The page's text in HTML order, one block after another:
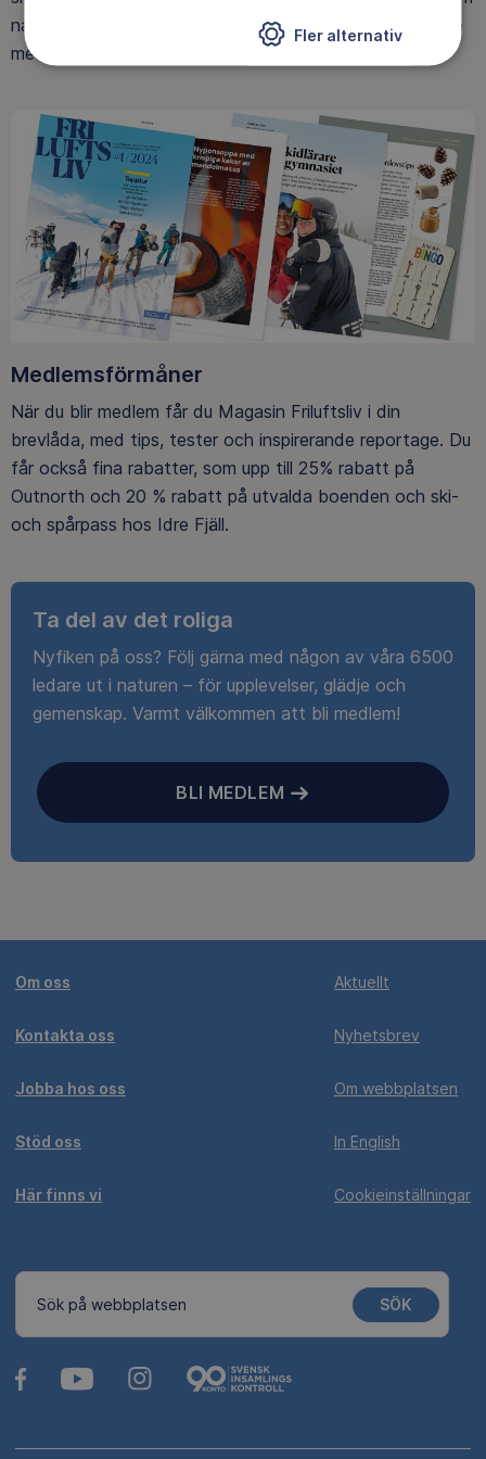
naturen ger. Som medlem bidrar du också till vårt arbete
med att skydda allemansrätten.
Medlemsförmåner
När du blir medlem får du Magasin Friluftsliv i din
brevlåda, med tips, tester och inspirerande reportage. Du
får också fina rabatter, som upp till 25% rabatt på
Outnorth och 20 % rabatt på utvalda boenden och ski-
och spårpass hos Idre Fjäll.
Ta del av det roliga
Nyfiken på oss? Följ gärna med någon av våra 6500
ledare ut i naturen – för upplevelser, glädje och
gemenskap. Varmt välkommen att bli medlem!
BLI MEDLEM
Om oss
Kontakta oss
Jobba hos oss
Stöd oss
Här finns vi
Aktuellt
Nyhetsbrev
Om webbplatsen
In English
Cookieinställningar
Sök på webbplatsen SÖK
Fler alternativ